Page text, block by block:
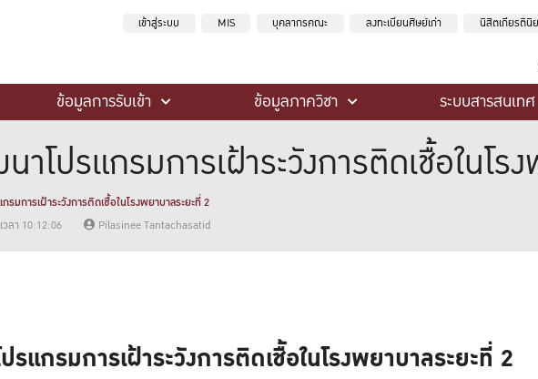
เข้าสู่ระบบ MIS บุคลากรคณะ ลงทะเบียนศิษย์เก่า นิสิตเกียรตินิ
ข้อมูลการรับเข้า ข้อมูลภาควิชา ระบบสารสนเทศ
โปรแกรมการเฝ้าระวังการติดเชื้อในโร
มการเฝ้าระวังการติดเชื้อในโรงพยาบาลระยะที่ 2
ลา 10:12:06
Pilasinee Tantachasatid
แกรมการเฝ้าระวังการติดเชื้อในโรงพยาบาลระยะที่ 2